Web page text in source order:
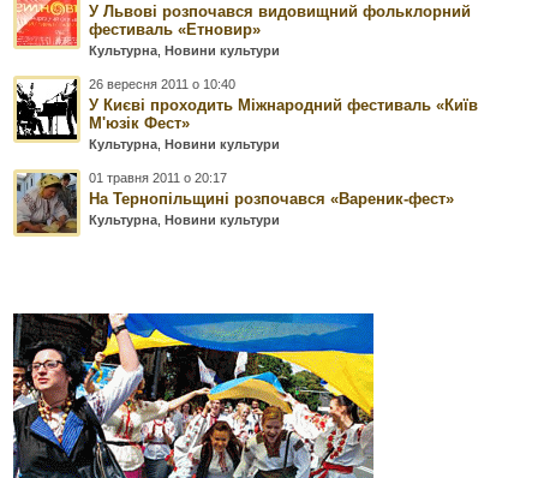
У Львові розпочався видовищний фольклорний
фестиваль «Етновир»
Культурна ,Новини культури
26 вересня 2011 о 10:40
У Києві проходить Міжнародний фестиваль «Київ
М'юзік Фест»
Культурна ,Новини культури
01 травня 2011 о 20:17
На Тернопільщині розпочався «Вареник-фест»
Культурна ,Новини культури